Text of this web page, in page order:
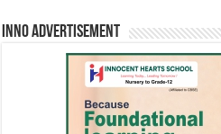
INNO Advertisement